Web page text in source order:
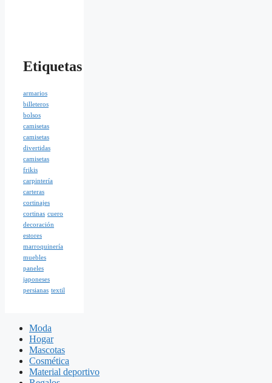
Etiquetas
armarios
billeteros
bolsos
camisetas
camisetas
divertidas
camisetas
frikis
carpintería
carteras
cortinajes
cortinas cuero
decoración
estores
marroquinería
muebles
paneles
japoneses
persianas textil
Moda
Hogar
Mascotas
Cosmética
Material deportivo